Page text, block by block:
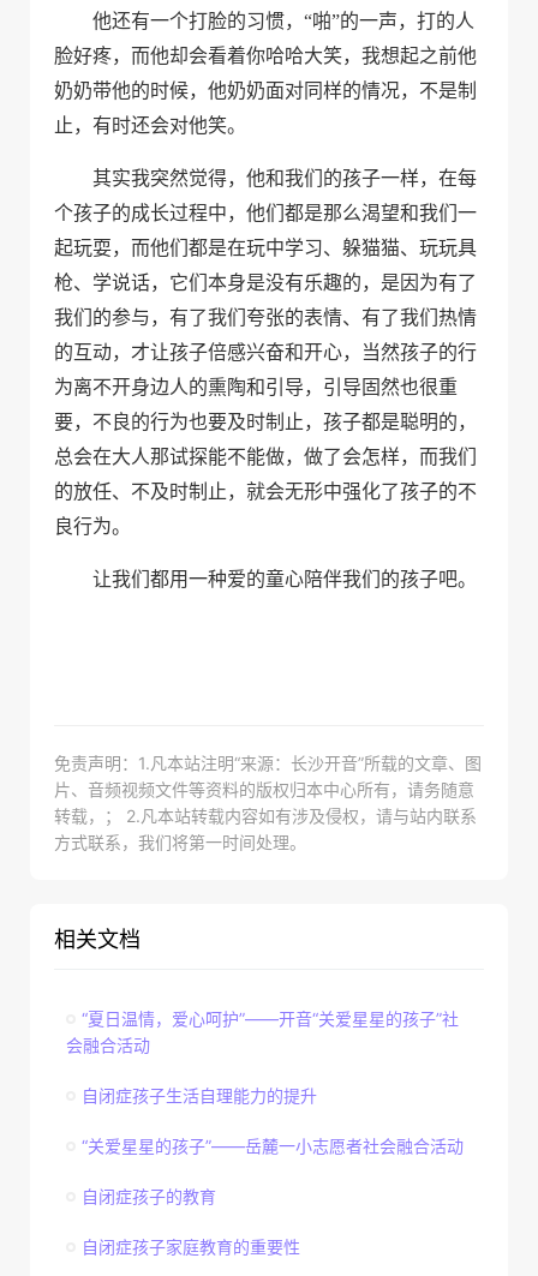
他还有一个打脸的习惯，“啪”的一声，打的人
脸好疼，而他却会看着你哈哈大笑，我想起之前他
奶奶带他的时候，他奶奶面对同样的情况，不是制
止，有时还会对他笑。
其实我突然觉得，他和我们的孩子一样，在每
个孩子的成长过程中，他们都是那么渴望和我们一
起玩耍，而他们都是在玩中学习、躲猫猫、玩玩具
枪、学说话，它们本身是没有乐趣的，是因为有了
我们的参与，有了我们夸张的表情、有了我们热情
的互动，才让孩子倍感兴奋和开心，当然孩子的行
为离不开身边人的熏陶和引导，引导固然也很重
要，不良的行为也要及时制止，孩子都是聪明的，
总会在大人那试探能不能做，做了会怎样，而我们
的放任、不及时制止，就会无形中强化了孩子的不
良行为。
让我们都用一种爱的童心陪伴我们的孩子吧。
免责声明：1.凡本站注明“来源：长沙开音”所载的文章、图
片、音频视频文件等资料的版权归本中心所有，请务随意
转载，； 2.凡本站转载内容如有涉及侵权，请与站内联系
方式联系，我们将第一时间处理。
相关文档
“夏日温情，爱心呵护”——开音“关爱星星的孩子”社
会融合活动
自闭症孩子生活自理能力的提升
“关爱星星的孩子”——岳麓一小志愿者社会融合活动
自闭症孩子的教育
自闭症孩子家庭教育的重要性